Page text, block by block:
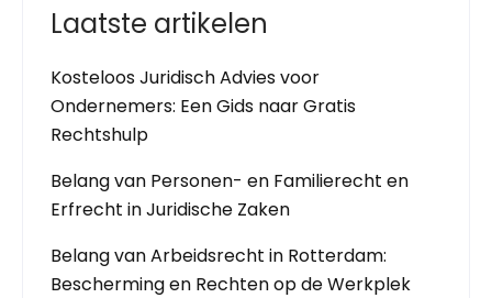
Laatste artikelen
Kosteloos Juridisch Advies voor
Ondernemers: Een Gids naar Gratis
Rechtshulp
Belang van Personen- en Familierecht en
Erfrecht in Juridische Zaken
Belang van Arbeidsrecht in Rotterdam:
Bescherming en Rechten op de Werkplek